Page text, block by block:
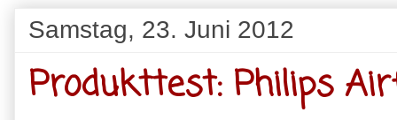
Samstag, 23. Juni 2012
Produkttest: Philips